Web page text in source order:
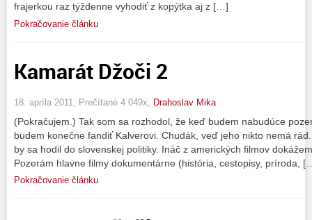
frajerkou raz týždenne vyhodiť z kopýtka aj z […]
Pokračovanie článku
Kamarát Džoči 2
18. apríla 2011, Prečítané 4 049x, Drahoslav Mika
(Pokračujem.) Tak som sa rozhodol, že keď budem nabudúce
budem konečne fandiť Kalverovi. Chudák, veď jeho nikto nemá
by sa hodil do slovenskej politiky. Ináč z amerických filmov
Pozerám hlavne filmy dokumentárne (história, cestopisy, príroda,
Pokračovanie článku